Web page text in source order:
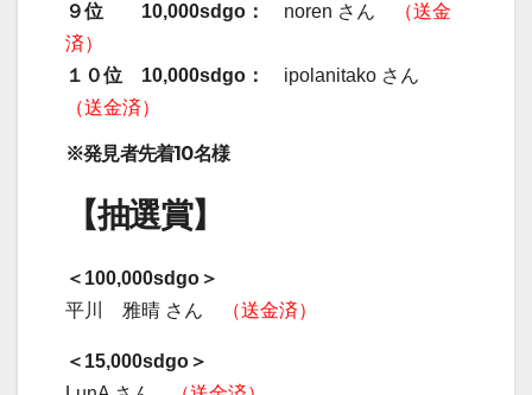
９位 10,000sdgo：
noren さん
（送金
済）
１０位 10,000sdgo：
ipolanitako さん
（送金済）
※発見者先着10名様
【抽選賞】
＜100,000sdgo＞
平川 雅晴 さん
（送金済）
＜15,000sdgo＞